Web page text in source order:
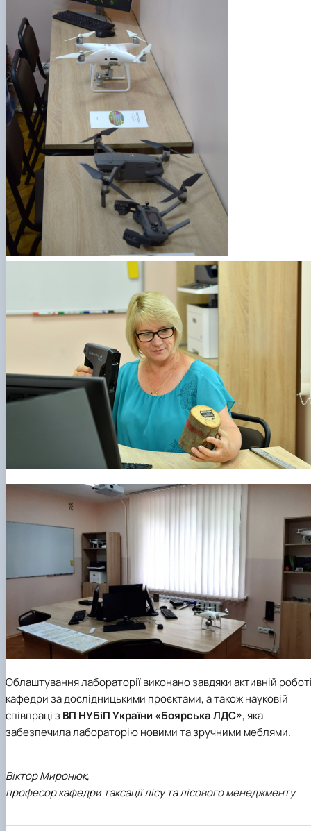
Облаштування лабораторії виконано завдяки активній
кафедри за дослідницькими проєктами, а також науковій
співпраці з ВП НУБіП України «Боярська ЛДС», яка
забезпечила лабораторію новими та зручними меблями.
Віктор Миронюк,
професор кафедри таксації лісу та лісового менеджменту